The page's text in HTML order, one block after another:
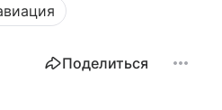
Поделиться